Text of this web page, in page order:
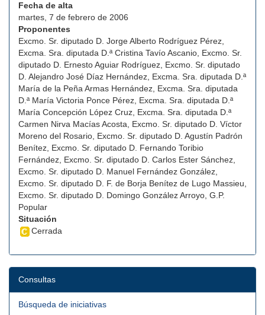
Fecha de alta
martes, 7 de febrero de 2006
Proponentes
Excmo. Sr. diputado D. Jorge Alberto Rodríguez Pérez,
Excma. Sra. diputada D.ª Cristina Tavío Ascanio, Excmo. Sr.
diputado D. Ernesto Aguiar Rodríguez, Excmo. Sr. diputado
D. Alejandro José Díaz Hernández, Excma. Sra. diputada D.ª
María de la Peña Armas Hernández, Excma. Sra. diputada
D.ª María Victoria Ponce Pérez, Excma. Sra. diputada D.ª
María Concepción López Cruz, Excma. Sra. diputada D.ª
Carmen Nirva Macías Acosta, Excmo. Sr. diputado D. Víctor
Moreno del Rosario, Excmo. Sr. diputado D. Agustín Padrón
Benítez, Excmo. Sr. diputado D. Fernando Toribio
Fernández, Excmo. Sr. diputado D. Carlos Ester Sánchez,
Excmo. Sr. diputado D. Manuel Fernández González,
Excmo. Sr. diputado D. F. de Borja Benítez de Lugo Massieu,
Excmo. Sr. diputado D. Domingo González Arroyo, G.P.
Popular
Situación
Cerrada
Consultas
Búsqueda de iniciativas